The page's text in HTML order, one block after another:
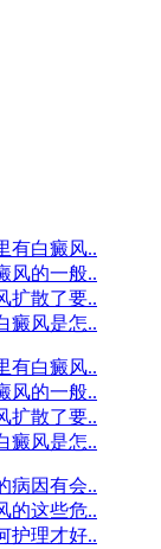
有白癜风..
风的一般..
扩散了要..
癜风是怎..
有白癜风..
风的一般..
扩散了要..
癜风是怎..
病因有会..
的这些危..
护理才好..